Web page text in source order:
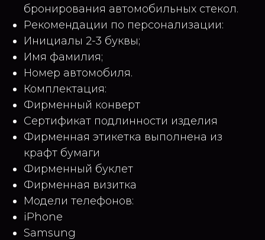
бронирования автомобильных стекол.
Рекомендации по персонализации:
Инициалы 2-3 буквы;
Имя фамилия;
Номер автомобиля.
Комплектация:
Фирменный конверт
Сертификат подлинности изделия
Фирменная этикетка выполнена из
крафт бумаги
Фирменный буклет
Фирменная визитка
Модели телефонов:
iPhone
Samsung